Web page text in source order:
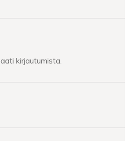
kirjautumista.